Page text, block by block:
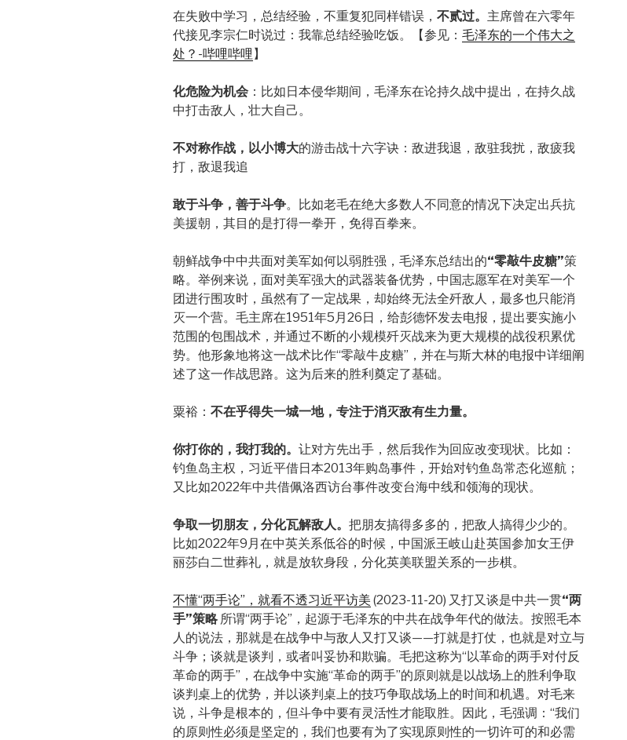
在失败中学习，总结经验，不重复犯同样错误， 不贰过。 主席曾在六零年
代接见李宗仁时说过：我靠总结经验吃饭。【参见： 毛泽东的一个伟大之
处？-哔哩哔哩】
化危险为机会 ：比如日本侵华期间，毛泽东在论持久战中提出，在持久战
中打击敌人，壮大自己。
不对称作战，以小博大的游击战十六字诀：敌进我退，敌驻我扰，敌疲我
打，敌退我追
敢于斗争，善于斗争。比如老毛在绝大多数人不同意的情况下决定出兵抗
美援朝，其目的是打得一拳开，免得百拳来。
朝鲜战争中中共面对美军如何以弱胜强，毛泽东总结出的“零敲牛皮糖”策
略。举例来说，面对美军强大的武器装备优势，中国志愿军在对美军一个
团进行围攻时，虽然有了一定战果，却始终无法全歼敌人，最多也只能消
灭一个营。毛主席在1951年5月26日，给彭德怀发去电报，提出要实施小
范围的包围战术，并通过不断的小规模歼灭战来为更大规模的战役积累优
势。他形象地将这一战术比作“零敲牛皮糖”，并在与斯大林的电报中详细阐
述了这一作战思路。这为后来的胜利奠定了基础。
粟裕： 不在乎得失一城一地，专注于消灭敌有生力量。
你打你的，我打我的。 让对方先出手，然后我作为回应改变现状。比如：
钓鱼岛主权，习近平借日本2013年购岛事件，开始对钓鱼岛常态化巡航；
又比如2022年中共借佩洛西访台事件改变台海中线和领海的现状。
争取一切朋友，分化瓦解敌人。 把朋友搞得多多的，把敌人搞得少少的。
比如2022年9月在中英关系低谷的时候，中国派王岐山赴英国参加女王伊
丽莎白二世葬礼，就是放软身段，分化英美联盟关系的一步棋。
不懂“两手论”，就看不透习近平访美 (2023-11-20) 又打又谈是中共一贯“两
手”策略所谓“两手论”，起源于毛泽东的中共在战争年代的做法。按照毛本
人的说法，那就是在战争中与敌人又打又谈——打就是打仗，也就是对立与
斗争；谈就是谈判，或者叫妥协和欺骗。毛把这称为“以革命的两手对付反
革命的两手”，在战争中实施“革命的两手”的原则就是以战场上的胜利争取
谈判桌上的优势，并以谈判桌上的技巧争取战场上的时间和机遇。对毛来
说，斗争是根本的，但斗争中要有灵活性才能取胜。因此，毛强调：“我们
的原则性必须是坚定的，我们也要有为了实现原则性的一切许可的和必需